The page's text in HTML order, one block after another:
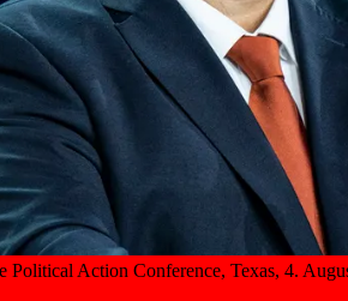
Political Action Conference, Texas, 4.